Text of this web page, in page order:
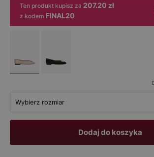
Ten produkt kupisz za 207.20 zł
z kodem FINAL20
Wybierz rozmiar
Dodaj do koszyka